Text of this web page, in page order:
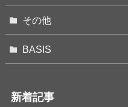
その他
BASIS
新着記事